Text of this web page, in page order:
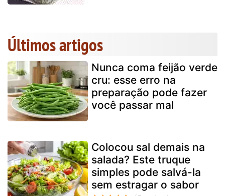
Últimos artigos
Nunca coma feijão verde
cru: esse erro na
preparação pode fazer
você passar mal
Colocou sal demais na
salada? Este truque
simples pode salvá-la
sem estragar o sabor